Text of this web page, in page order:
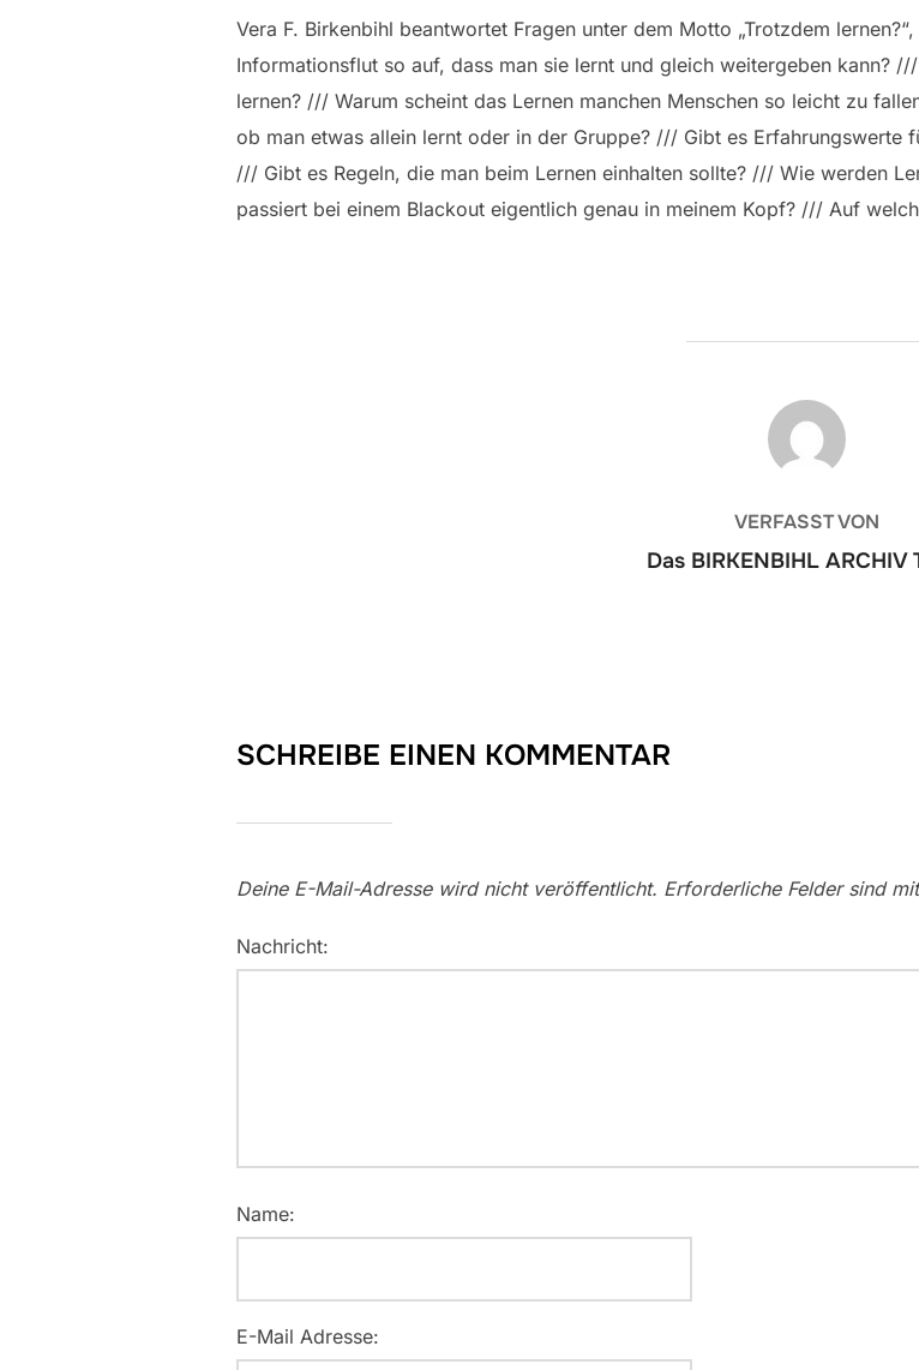
Vera F. Birkenbihl beantwortet Fragen unter dem Motto „Trotzdem
Informationsflut so auf, dass man sie lernt und gleich weitergeben kann?
lernen? /// Warum scheint das Lernen manchen Menschen so leicht zu
ob man etwas allein lernt oder in der Gruppe? /// Gibt es Erfahrungswerte
/// Gibt es Regeln, die man beim Lernen einhalten sollte? /// Wie werden
passiert bei einem Blackout eigentlich genau in meinem Kopf? /// Auf
BEITRAGSAUTOR
VERFASST VON
Das BIRKENBIHL ARCHIV
SCHREIBE EINEN KOMMENTAR
Deine E-Mail-Adresse wird nicht veröffentlicht. Erforderliche Felder sind
Nachricht:
Name:
E-Mail Adresse: